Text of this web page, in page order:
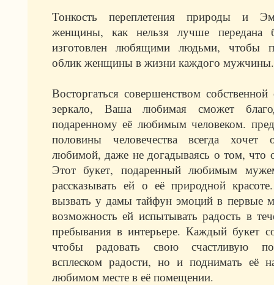
Тонкость переплетения природы и
женщины, как нельзя лучше передана
изготовлен любящими людьми, чтобы
облик женщины в жизни каждого мужчины.
Восторгаться совершенством
зеркало, Ваша любимая сможет
подаренному её любимым человеком.
половины человечества всегда хочет
любимой, даже не догадываясь о том, что
Этот букет, подаренный любимым
рассказывать ей о её природной
вызвать у дамы тайфун эмоций в первые
возможность ей испытывать радость в
пребывания в интерьере. Каждый букет
чтобы радовать свою счастливую
всплеском радости, но и поднимать её
любимом месте в её помещении.